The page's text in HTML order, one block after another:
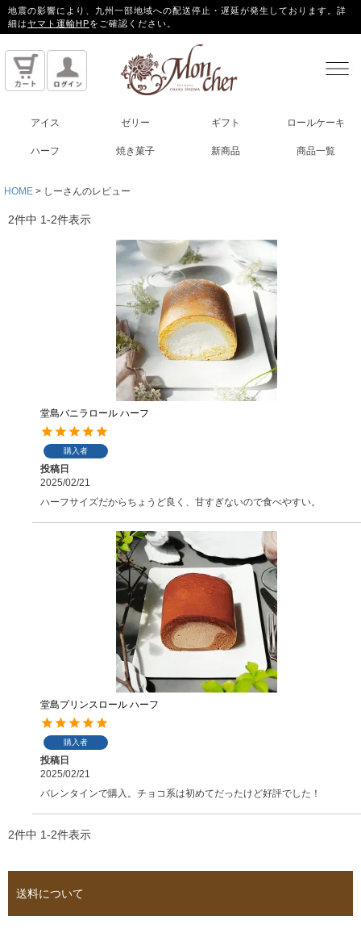
地震の影響により、九州一部地域への配送停止・遅延が発生しております。詳
細はヤマト運輸HPをご確認ください。
アイス ゼリー ギフト ロールケーキ
ハーフ 焼き菓子 新商品 商品一覧
HOME しーさんのレビュー
2件中 1-2件表示
堂島バニラロール ハーフ
購入者
投稿日
2025/02/21
ハーフサイズだからちょうど良く、甘すぎないので食べやすい。
堂島プリンスロール ハーフ
購入者
投稿日
2025/02/21
バレンタインで購入。チョコ系は初めてだったけど好評でした！
2件中 1-2件表示
送料について